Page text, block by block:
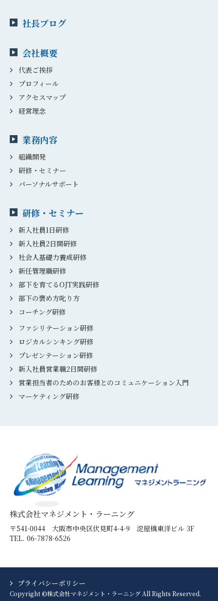
社長ブログ
会社概要
代表ご挨拶
プロフィール
アクセスマップ
経営理念
業務内容
組織開発
研修・セミナー
パーソナルサポート
研修・セミナー
新入社員1日研修
新入社員2日間研修
社会人基礎力養成研修
新任管理職研修
部下を育てるOJT実践研修
部下の褒め方叱り方
コーチング研修
ファシリテーション研修
ロジカルシンキング研修
プレゼンテーション研修
新入社員営業職2日間研修
営業担当者のためのお客様とのコミュニケーション入門
マーケティング研修
株式会社マネジメント・ラーニング
〒541-0044 ⼤阪市中央区伏⾒町4-4-9 淀屋橋東洋ビル 3F
TEL. 06-7878-6526
プライバシーポリシー
Copyright ©株式会社マネジメント・ラーニング All Rights Reserved.